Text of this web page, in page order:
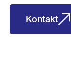
Kontakt